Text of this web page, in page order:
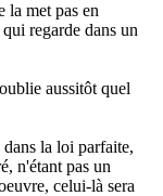
la met pas en
regarde dans un
aussitôt quel
la loi parfaite,
n'étant pas un
celui-là sera